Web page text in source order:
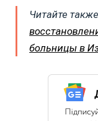
Читайте
больницы в